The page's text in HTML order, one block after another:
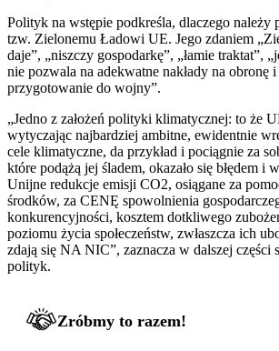
Polityk na wstępie podkreśla, dlaczego należy
tzw. Zielonemu Ładowi UE. Jego zdaniem
daje”, „niszczy gospodarkę”, „łamie traktat”,
nie pozwala na adekwatne nakłady na obronę
przygotowanie do wojny”.
„Jedno z założeń polityki klimatycznej: to że
wytyczając najbardziej ambitne, ewidentnie
cele klimatyczne, da przykład i pociągnie za
które podążą jej śladem, okazało się błędem
Unijne redukcje emisji CO2, osiągane za
środków, za CENĘ spowolnienia
konkurencyjności, kosztem dotkliwego
poziomu życia społeczeństw, zwłaszcza ich
zdają się NA NIC”, zaznacza w dalszej części
polityk.
Zróbmy to razem!